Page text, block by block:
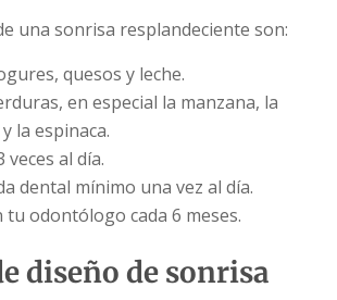
una sonrisa resplandeciente son:
quesos y leche.
en especial la manzana, la
la espinaca.
veces al día.
dental mínimo una vez al día.
tu odontólogo cada 6 meses.
diseño de sonrisa